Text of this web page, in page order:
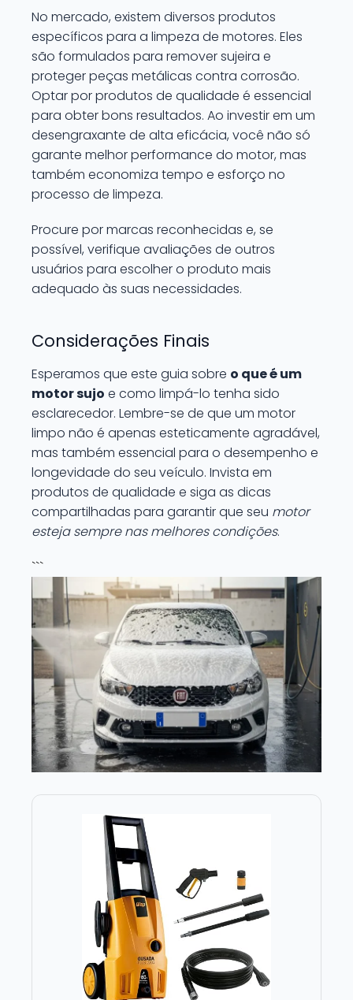
No mercado, existem diversos produtos
específicos para a limpeza de motores. Eles
são formulados para remover sujeira e
proteger peças metálicas contra corrosão.
Optar por produtos de qualidade é essencial
para obter bons resultados. Ao investir em um
desengraxante de alta eficácia, você não só
garante melhor performance do motor, mas
também economiza tempo e esforço no
processo de limpeza.
Procure por marcas reconhecidas e, se
possível, verifique avaliações de outros
usuários para escolher o produto mais
adequado às suas necessidades.
Considerações Finais
Esperamos que este guia sobre o que é um
motor sujo e como limpá-lo tenha sido
esclarecedor. Lembre-se de que um motor
limpo não é apenas esteticamente agradável,
mas também essencial para o desempenho e
longevidade do seu veículo. Invista em
produtos de qualidade e siga as dicas
compartilhadas para garantir que seu motor
esteja sempre nas melhores condições.
```